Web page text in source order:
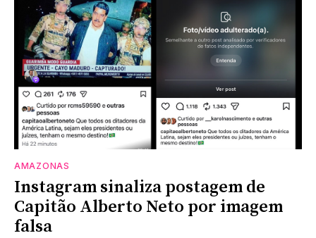
AMAZONAS
Instagram sinaliza postagem de
Capitão Alberto Neto por imagem
falsa